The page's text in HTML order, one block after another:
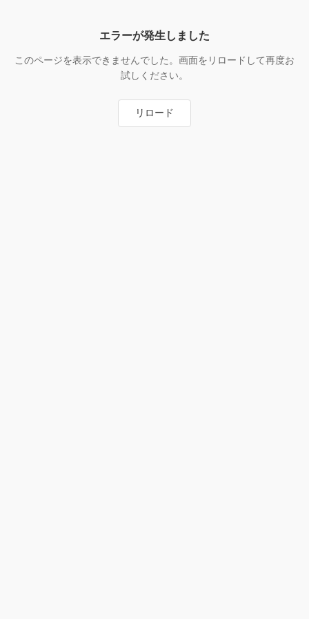
エラーが発生しました
このページを表示できませんでした。画面をリロードして再度お
試しください。
リロード